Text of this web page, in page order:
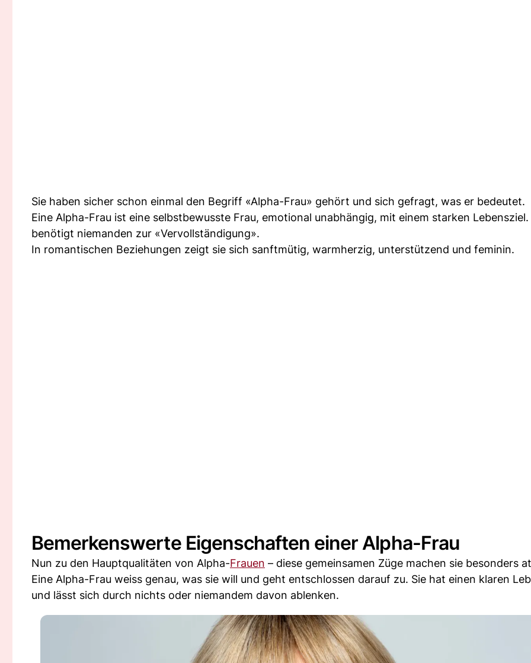
Sie haben sicher schon einmal den Begriff «Alpha-Frau» gehört und sich gefragt, was er bedeutet.
Eine Alpha-Frau ist eine selbstbewusste Frau, emotional unabhängig, mit einem starken Lebensziel.
benötigt niemanden zur «Vervollständigung».
In romantischen Beziehungen zeigt sie sich sanftmütig, warmherzig, unterstützend und feminin.
Bemerkenswerte Eigenschaften einer Alpha-Frau
Nun zu den Hauptqualitäten von Alpha-Frauen – diese gemeinsamen Züge machen sie besonders
Eine Alpha-Frau weiss genau, was sie will und geht entschlossen darauf zu. Sie hat einen klaren
und lässt sich durch nichts oder niemandem davon ablenken.